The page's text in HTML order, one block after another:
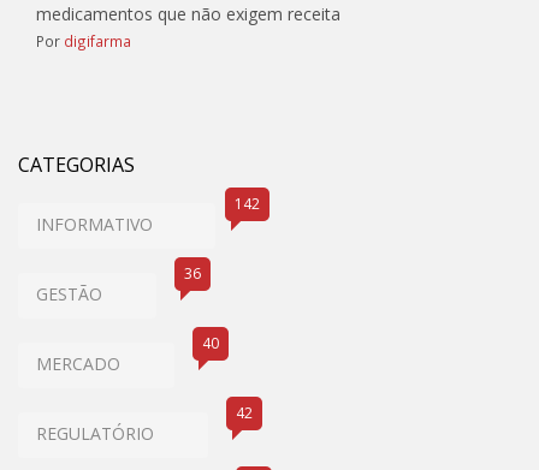
medicamentos que não exigem receita
Por digifarma
CATEGORIAS
INFORMATIVO
142
GESTÃO
36
MERCADO
40
REGULATÓRIO
42